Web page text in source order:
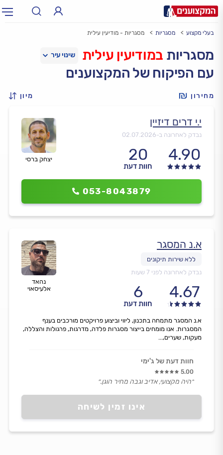
עירעיר: תל אביב, חיפה…
בעלי מקצוע מסגריות מסגריות - מודיעין עילית
מסגריות במודיעין עילית
עם הפיקוח של המקצוענים
מחירון מיון
יצחק ברסי
י.י דרים דיזיין
נבדק לאחרונה ב-02.07.2026
4.90
20
חוות דעת
053-8043879
נהאד
אלעיסאוי
א.נ המסגר
נבדק לאחרונה לפני 7 שעות
4.67
6
חוות דעת
אינו זמין לשיחה
א.נ המסגר מתמחה בתכנון, ליווי וביצוע פרויקטים מורכבים בענף
המסגרות. אנו מומחים בייצור מסגרות פלדה, מדרגות, פרגולות והצללה,
מעקות, שערים,...
חוות דעת של ג'ימי
5.00
״היה מקצועי, אדיב וגבה מחיר הוגן.״